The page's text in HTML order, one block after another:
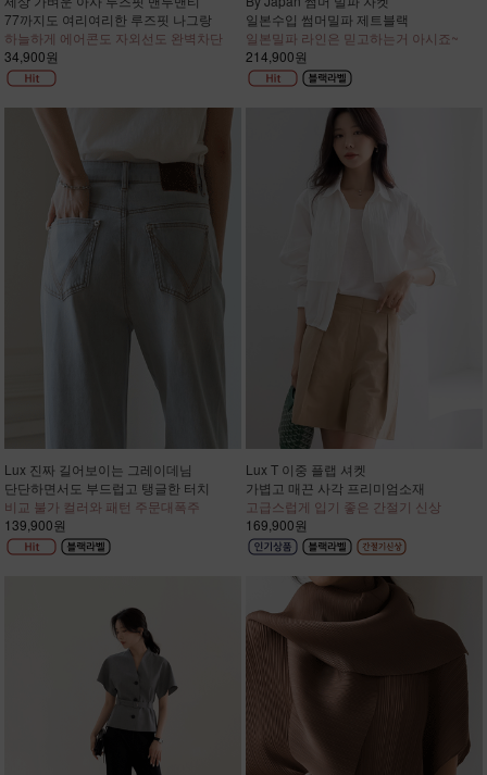
77까지도 여리여리한 루즈핏 나그랑
하늘하게 에어콘도 자외선도 완벽차단
34,900원
일본수입 썸머밀파 제트블랙
일본밀파 라인은 믿고하는거 아시죠~
214,900원
Lux 진짜 길어보이는 그레이데님
단단하면서도 부드럽고 탱글한 터치
비교 불가 컬러와 패턴 주문대폭주
139,900원
Lux T 이중 플랩 셔켓
가볍고 매끈 사각 프리미엄소재
고급스럽게 입기 좋은 간절기 신상
169,900원